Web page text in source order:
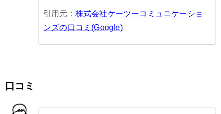
引用元： 株式会社ケーツーコミュニケーショ
ンズの口コミ(Google)
口コミ